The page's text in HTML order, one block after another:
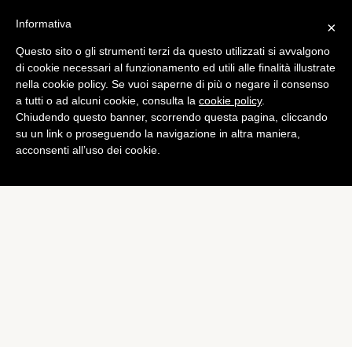
Consigli ed Esercizi
Squash: divertimento e
forma fisica!
di Alessia Russo
×
Informativa
Questo sito o gli strumenti terzi da questo utilizzati si avvalgono
di cookie necessari al funzionamento ed utili alle finalità illustrate
nella cookie policy. Se vuoi saperne di più o negare il consenso
a tutti o ad alcuni cookie, consulta la cookie policy.
Chiudendo questo banner, scorrendo questa pagina, cliccando
su un link o proseguendo la navigazione in altra maniera,
acconsenti all’uso dei cookie.